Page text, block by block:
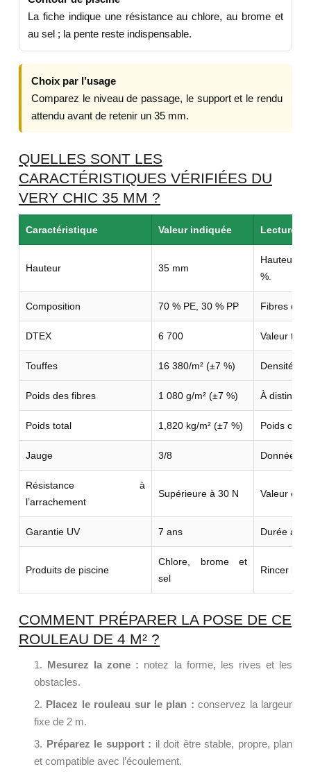
La fiche indique une résistance au chlore, au brome et
au sel ; la pente reste indispensable.
Choix par l’usage
Comparez le niveau de passage, le support et le rendu
attendu avant de retenir un 35 mm.
QUELLES SONT LES
CARACTÉRISTIQUES VÉRIFIÉES DU
VERY CHIC 35 MM ?
Caractéristique Valeur indiquée Lecture
Hauteur 35 mm
Hauteur
%.
Composition 70 % PE, 30 % PP Fibres
DTEX 6 700 Valeur
Touffes 16 380/m² (±7 %) Densité de
Poids des fibres 1 080 g/m² (±7 %) À
Poids total 1,820 kg/m² (±7 %) Poids
Jauge 3/8 Donnée
Résistance à
l’arrachement
Supérieure à 30 N Valeur
Garantie UV 7 ans Durée
Produits de piscine
Chlore, brome et
sel
Rincer la
COMMENT PRÉPARER LA POSE DE CE
ROULEAU DE 4 M² ?
Mesurez la zone : notez la forme, les rives et les
obstacles.
Placez le rouleau sur le plan : conservez la largeur
fixe de 2 m.
Préparez le support : il doit être stable, propre, plan
et compatible avec l’écoulement.